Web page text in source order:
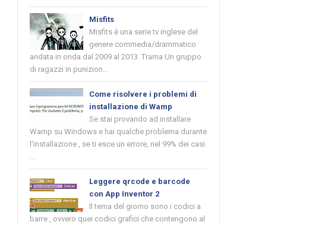
Misfits
Misfits è una serie tv inglese del
genere commedia/drammatico
andata in onda dal 2009 al 2013. Trama Un gruppo
di ragazzi in punizion...
Come risolvere i problemi di
installazione di Wamp
Se stai provando ad installare
Wamp su Windows e hai qualche problema durante
l'installazione , se ti esce un errore, nel 99% dei casi
...
Leggere qrcode e barcode
con App Inventor 2
Il tema del giorno sono i codici a
barre , ovvero quei codici grafici che contengono al